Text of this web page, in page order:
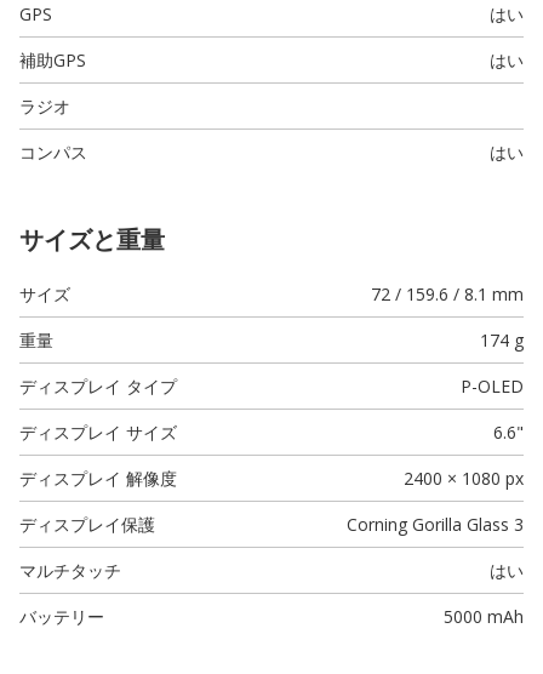
GPS
はい
補助GPS
はい
ラジオ
コンパス
はい
サイズと重量
サイズ
72 / 159.6 / 8.1 mm
重量
174 g
ディスプレイ タイプ
P-OLED
ディスプレイ サイズ
6.6"
ディスプレイ 解像度
2400 × 1080 px
ディスプレイ保護
Corning Gorilla Glass 3
マルチタッチ
はい
バッテリー
5000 mAh